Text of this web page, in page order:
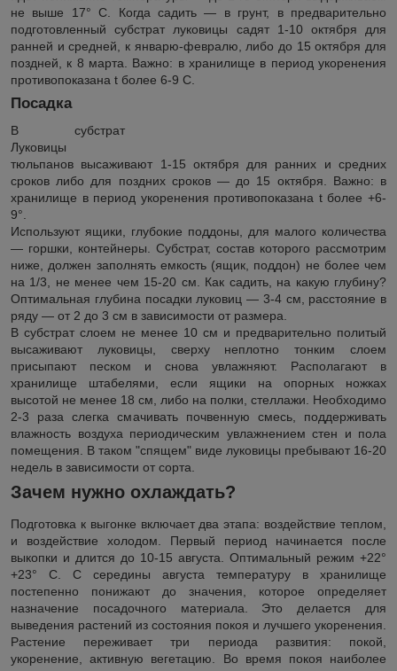
не выше 17° С. Когда садить ― в грунт, в предварительно
подготовленный субстрат луковицы садят 1-10 октября для
ранней и средней, к январю-февралю, либо до 15 октября для
поздней, к 8 марта. Важно: в хранилище в период укоренения
противопоказана t более 6-9 C.
Посадка
В субстрат
Луковицы
тюльпанов высаживают 1-15 октября для ранних и средних
сроков либо для поздних сроков ― до 15 октября. Важно: в
хранилище в период укоренения противопоказана t более +6-
9°.
Используют ящики, глубокие поддоны, для малого количества
― горшки, контейнеры. Субстрат, состав которого рассмотрим
ниже, должен заполнять емкость (ящик, поддон) не более чем
на 1/3, не менее чем 15-20 см. Как садить, на какую глубину?
Оптимальная глубина посадки луковиц ― 3-4 см, расстояние в
ряду ― от 2 до 3 см в зависимости от размера.
В субстрат слоем не менее 10 см и предварительно политый
высаживают луковицы, сверху неплотно тонким слоем
присыпают песком и снова увлажняют. Располагают в
хранилище штабелями, если ящики на опорных ножках
высотой не менее 18 см, либо на полки, стеллажи. Необходимо
2-3 раза слегка смачивать почвенную смесь, поддерживать
влажность воздуха периодическим увлажнением стен и пола
помещения. В таком "спящем" виде луковицы пребывают 16-20
недель в зависимости от сорта.
Зачем нужно охлаждать?
Подготовка к выгонке включает два этапа: воздействие теплом,
и воздействие холодом. Первый период начинается после
выкопки и длится до 10-15 августа. Оптимальный режим +22°
+23° С. С середины августа температуру в хранилище
постепенно понижают до значения, которое определяет
назначение посадочного материала. Это делается для
выведения растений из состояния покоя и лучшего укоренения.
Растение переживает три периода развития: покой,
укоренение, активную вегетацию. Во время покоя наиболее